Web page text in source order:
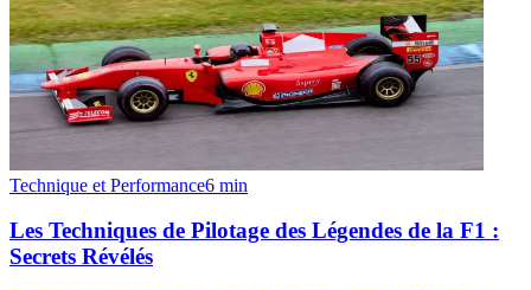
Technique et Performance6 min
Les Techniques de Pilotage des Légendes de la F1 :
Secrets Révélés